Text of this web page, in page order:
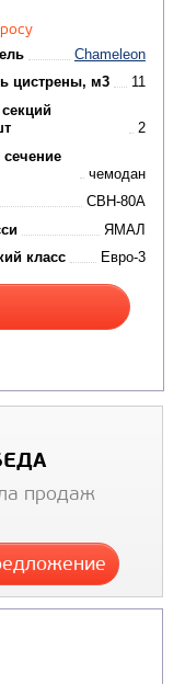
ШАССИ МАЗ-
по запросу
секций
продаж